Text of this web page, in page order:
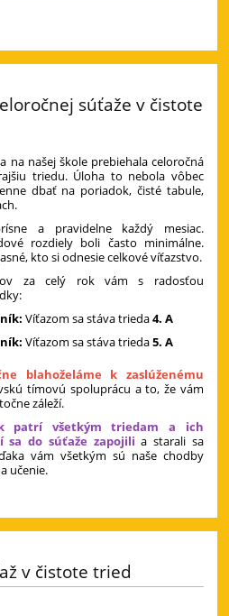
súťaže v čistote
na našej škole prebiehala celoročná
triedu. Úloha to nebola vôbec
dbať na poriadok, čisté tabule,
a pravidelne každý mesiac.
rozdiely boli často minimálne.
kto si odnesie celkové víťazstvo.
za celý rok vám s radosťou
Víťazom sa stáva trieda4. A
Víťazom sa stáva trieda5. A
blahoželáme k zaslúženému
tímovú spoluprácu a to, že vám
záleží.
patrí všetkým triedam a ich
do súťaže zapojili a starali sa
vám všetkým sú naše chodby
učenie.
v čistote tried